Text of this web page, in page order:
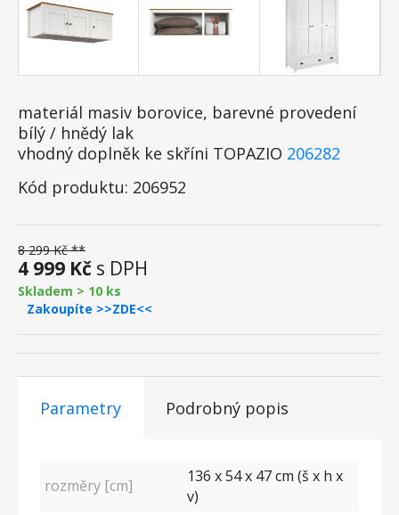
materiál masiv borovice, barevné provedení
bílý / hnědý lak
vhodný doplněk ke skříni TOPAZIO 206282
Kód produktu: 206952
8 299 Kč **
4 999 Kč s DPH
Skladem > 10 ks
Zakoupíte >>ZDE<<
Parametry Podrobný popis
rozměry [cm]
136 x 54 x 47 cm (š x h x
v)